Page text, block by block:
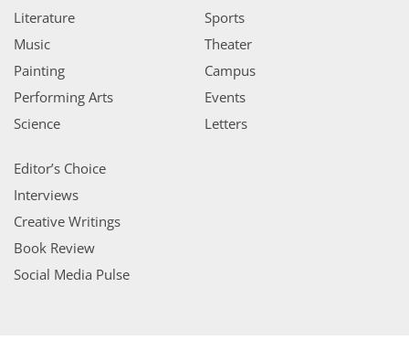
Literature
Music
Painting
Performing Arts
Science
Sports
Theater
Campus
Events
Letters
Editor’s Choice
Interviews
Creative Writings
Book Review
Social Media Pulse